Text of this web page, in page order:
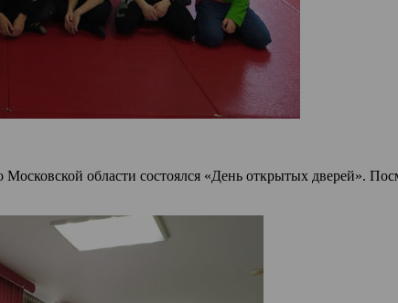
области состоялся «День открытых дверей».